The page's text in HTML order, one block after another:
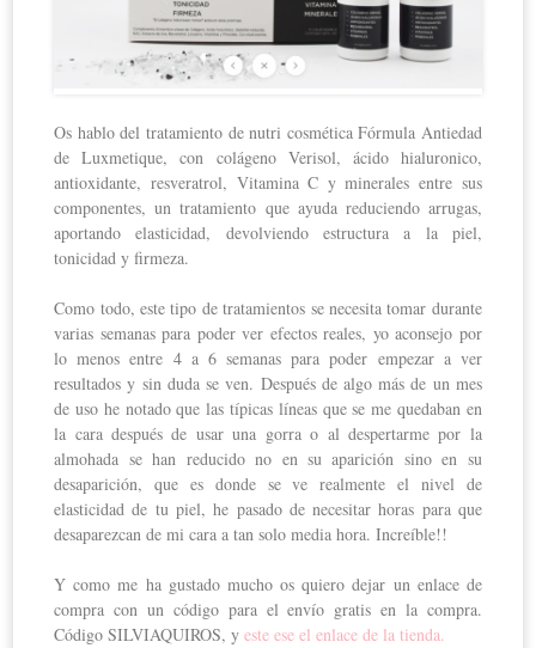
Os hablo del tratamiento de nutri cosmética Fórmula Antiedad
de Luxmetique, con colágeno Verisol, ácido hialuronico,
antioxidante, resveratrol, Vitamina C y minerales entre sus
componentes, un tratamiento que ayuda reduciendo arrugas,
aportando elasticidad, devolviendo estructura a la piel,
tonicidad y firmeza.
Como todo, este tipo de tratamientos se necesita tomar durante
varias semanas para poder ver efectos reales, yo aconsejo por
lo menos entre 4 a 6 semanas para poder empezar a ver
resultados y sin duda se ven. Después de algo más de un mes
de uso he notado que las típicas líneas que se me quedaban en
la cara después de usar una gorra o al despertarme por la
almohada se han reducido no en su aparición sino en su
desaparición, que es donde se ve realmente el nivel de
elasticidad de tu piel, he pasado de necesitar horas para que
desaparezcan de mi cara a tan solo media hora. Increíble!!
Y como me ha gustado mucho os quiero dejar un enlace de
compra con un código para el envío gratis en la compra.
Código SILVIAQUIROS, yeste ese el enlace de la tienda.